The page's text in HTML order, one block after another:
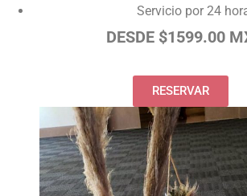
Servicio por 24
DESDE $1599.00
RESERVAR